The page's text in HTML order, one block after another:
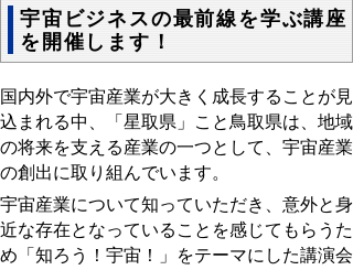
宇宙ビジネスの最前線を学ぶ講座
を開催します！
国内外で宇宙産業が大きく成長することが見
込まれる中、「星取県」こと鳥取県は、地域
の将来を支える産業の一つとして、宇宙産業
の創出に取り組んでいます。
宇宙産業について知っていただき、意外と身
近な存在となっていることを感じてもらうた
め「知ろう！宇宙！」をテーマにした講演会